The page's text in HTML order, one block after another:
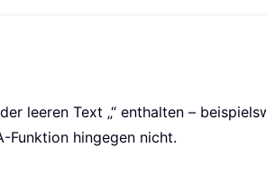
leeren Text „“ enthalten –
Funktion hingegen nicht.